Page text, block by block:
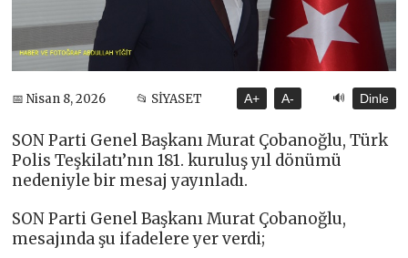
📅 Nisan 8, 2026 📂 SİYASET A+ A- 🔊 Dinle
SON Parti Genel Başkanı Murat Çobanoğlu, Türk
Polis Teşkilatı’nın 181. kuruluş yıl dönümü
nedeniyle bir mesaj yayınladı.
SON Parti Genel Başkanı Murat Çobanoğlu,
mesajında şu ifadelere yer verdi;